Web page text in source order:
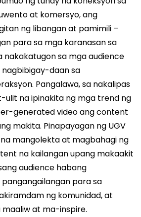
at komersyo, ang
ng libangan at pamimili –
para sa mga karanasan sa
nakakatugon sa mga audience
nagbibigay-daan sa
Pangalawa, sa nakalipas
ulit na ipinakita ng mga trend ng
generated video ang content
makita. Pinapayagan ng UGV
mangolekta at magbahagi ng
na kailangan upang makaakit
audience habang
para sa
ng komunidad, at
maaliw at ma-inspire.